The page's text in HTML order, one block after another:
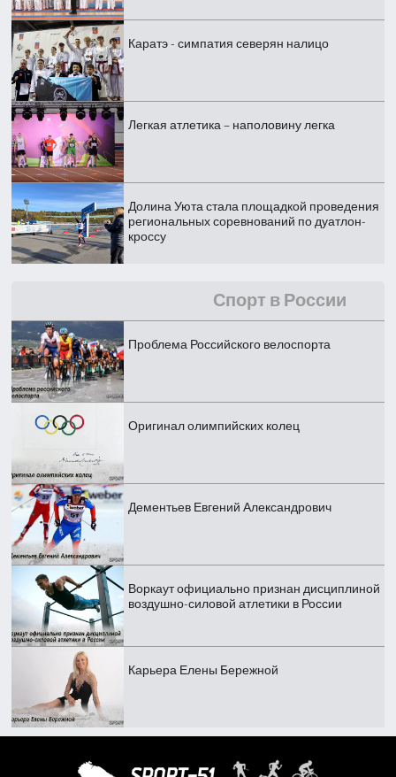
Каратэ - симпатия северян налицо
Легкая атлетика – наполовину легка
Долина Уюта стала площадкой проведения
региональных соревнований по дуатлон-
кроссу
Спорт в России
Проблема Российского велоспорта
Оригинал олимпийских колец
Дементьев Евгений Александрович
Воркаут официально признан дисциплиной
воздушно-силовой атлетики в России
Карьера Елены Бережной